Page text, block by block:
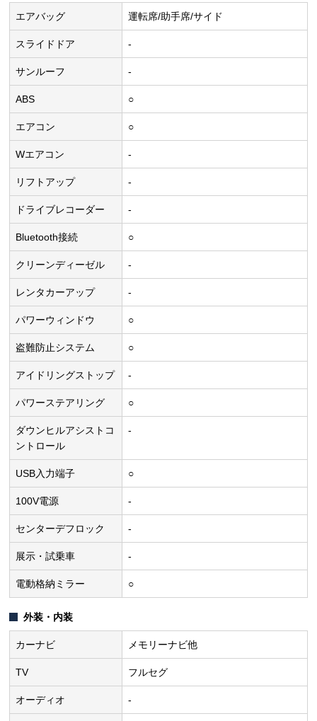
エアバッグ 運転席/助手席/サイド
スライドドア -
サンルーフ -
ABS ○
エアコン ○
Wエアコン -
リフトアップ -
ドライブレコーダー -
Bluetooth接続 ○
クリーンディーゼル -
レンタカーアップ -
パワーウィンドウ ○
盗難防止システム ○
アイドリングストップ -
パワーステアリング ○
ダウンヒルアシストコ
ントロール
-
USB入力端子 ○
100V電源 -
センターデフロック -
展示・試乗車 -
電動格納ミラー ○
外装・内装
カーナビ メモリーナビ他
TV フルセグ
オーディオ -